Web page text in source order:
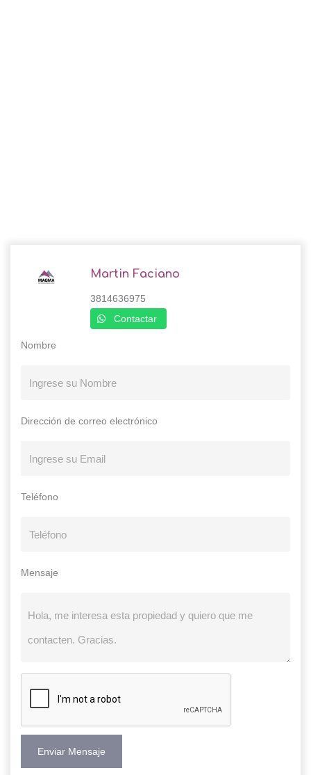
Martin Faciano
3814636975
Contactar
Nombre
Dirección de correo electrónico
Teléfono
Mensaje
Enviar Mensaje